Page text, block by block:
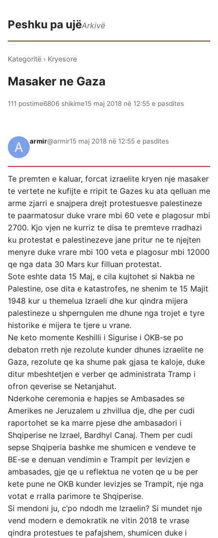
Peshku pa ujëArkivë
Kategoritë › Kryesore
Masaker ne Gaza
111 postime6806 shikime15 maj 2018 në 12:55 e pasdites
armir@armir15 maj 2018 në 12:55 e pasdites
Te premten e kaluar, forcat izraelite kryen nje masaker
te vertete ne kufijte e rripit te Gazes ku ata qelluan me
arme zjarri e snajpera drejt protestuesve palestineze
te paarmatosur duke vrare mbi 60 vete e plagosur mbi
2700. Kjo vjen ne kurriz te disa te premteve rradhazi
ku protestat e palestinezeve jane pritur ne te njejten
menyre duke vrare mbi 100 veta e plagosur mbi 12000
qe nga data 30 Mars kur filluan protestat.
Sote eshte data 15 Maj, e cila kujtohet si Nakba ne
Palestine, ose dita e katastrofes, ne shenim te 15 Majit
1948 kur u themelua Izraeli dhe kur qindra mijera
palestineze u shperngulen me dhune nga trojet e tyre
historike e mijera te tjere u vrane.
Ne keto momente Keshilli i Sigurise i OKB-se po
debaton rreth nje rezolute kunder dhunes izraelite ne
Gaza, rezolute qe ka shume pak gjasa te kaloje, duke
ditur mbeshtetjen e verber qe administrata Tramp i
ofron qeverise se Netanjahut.
Nderkohe ceremonia e hapjes se Ambasades se
Amerikes ne Jeruzalem u zhvillua dje, dhe per cudi
raportohet se ka marre pjese dhe ambasadori i
Shqiperise ne Izrael, Bardhyl Canaj. Them per cudi
sepse Shqiperia bashke me shumicen e vendeve te
BE-se e denuan vendimin e Trampit per levizjen e
ambasades, gje qe u reflektua ne voten qe u be per
kete pune ne OKB kunder levizjes se Trampit, nje nga
votat e rralla parimore te Shqiperise.
Si mendoni ju, c’po ndodh me Izraelin? Si mundet nje
vend modern e demokratik ne vitin 2018 te vrase
qindra protestues te pafajshem, shumicen duke i